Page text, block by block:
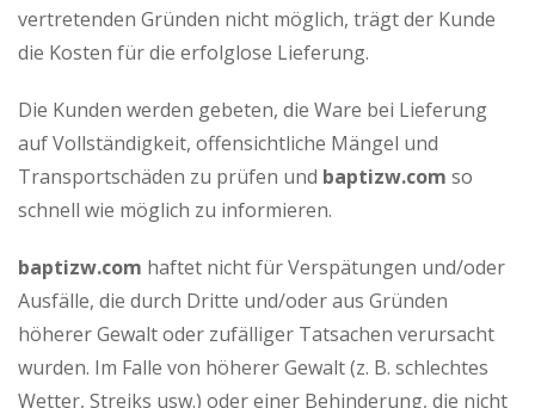
vertretenden Gründen nicht möglich, trägt der Kunde
die Kosten für die erfolglose Lieferung.
Die Kunden werden gebeten, die Ware bei Lieferung
auf Vollständigkeit, offensichtliche Mängel und
Transportschäden zu prüfen und baptizw.com so
schnell wie möglich zu informieren.
baptizw.com haftet nicht für Verspätungen und/oder
Ausfälle, die durch Dritte und/oder aus Gründen
höherer Gewalt oder zufälliger Tatsachen verursacht
wurden. Im Falle von höherer Gewalt (z. B. schlechtes
Wetter, Streiks usw.) oder einer Behinderung, die nicht